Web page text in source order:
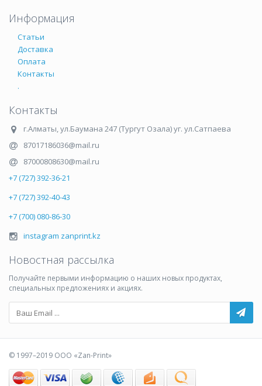
Информация
Статьи
Доставка
Оплата
Контакты
.
Контакты
г.Алматы,ул.Баумана 247 (Тургут Озала) уг. ул.Сатпаева
87017186036@mail.ru
87000808630@mail.ru
+7 (727) 392-36-21
+7 (727) 392-40-43
+7 (700) 080-86-30
instagram zanprint.kz
Новостная рассылка
Получайте первыми информацию о наших новых продуктах,
специальных предложениях и акциях.
© 1997–2019 ООО «Zan-Print»